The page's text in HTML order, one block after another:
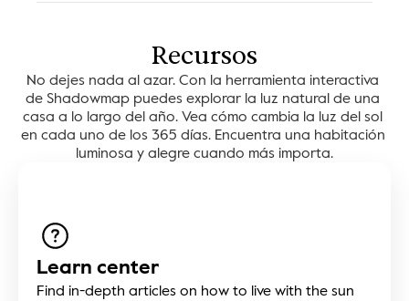
Recursos
No dejes nada al azar. Con la herramienta interactiva
de Shadowmap puedes explorar la luz natural de una
casa a lo largo del año. Vea cómo cambia la luz del sol
en cada uno de los 365 días. Encuentra una habitación
luminosa y alegre cuando más importa.
Learn center
Find in-depth articles on how to live with the sun